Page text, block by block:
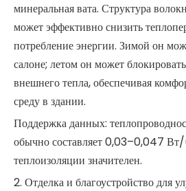
минеральная вата. Структура
может эффективно снизить
потребление энергии. Зимой он
салоне; летом он может
внешнего тепла, обеспечивая
среду в здании.
Поддержка данных:
обычно составляет 0,03–0,047
теплоизоляции значителен.
2. Отделка и благоустройство для